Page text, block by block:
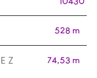
528 m²
74,53 m²